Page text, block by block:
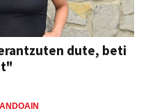
dute, beti
ANDOAIN